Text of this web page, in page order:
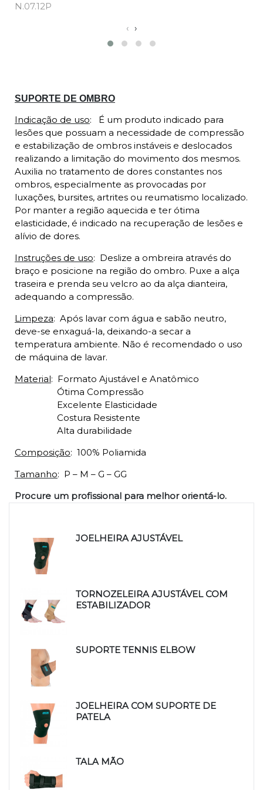
N.07.12P
‹ ›
SUPORTE DE OMBRO
Indicação de uso:
É um produto indicado para
lesões que possuam a necessidade de compressão
e estabilização de ombros instáveis e deslocados
realizando a limitação do movimento dos mesmos.
Auxilia no tratamento de dores constantes nos
ombros, especialmente as provocadas por
luxações, bursites, artrites ou reumatismo localizado.
Por manter a região aquecida e ter ótima
elasticidade, é indicado na recuperação de lesões e
alívio de dores.
Instruções de uso: Deslize a ombreira através do
braço e posicione na região do ombro. Puxe a alça
traseira e prenda seu velcro ao da alça dianteira,
adequando a compressão.
Limpeza: Após lavar com água e sabão neutro,
deve-se enxaguá-la, deixando-a secar a
temperatura ambiente. Não é recomendado o uso
de máquina de lavar.
Material: Formato Ajustável e Anatômico
Ótima Compressão
Excelente Elasticidade
Costura Resistente
Alta durabilidade
Composição: 100% Poliamida
Tamanho: P – M – G – GG
Procure um profissional para melhor orientá-lo.
JOELHEIRA AJUSTÁVEL
TORNOZELEIRA AJUSTÁVEL COM
ESTABILIZADOR
SUPORTE TENNIS ELBOW
JOELHEIRA COM SUPORTE DE
PATELA
TALA MÃO